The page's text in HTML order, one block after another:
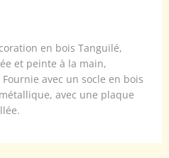
en bois Tanguilé,
et peinte à la main,
avec un socle en bois
avec une plaque